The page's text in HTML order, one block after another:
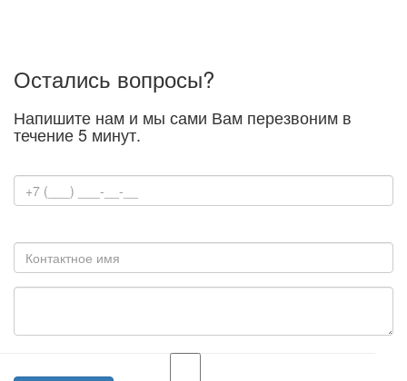
Остались вопросы?
Напишите нам и мы сами Вам перезвоним в
течение 5 минут.
Согласие на обработку персоальных данных